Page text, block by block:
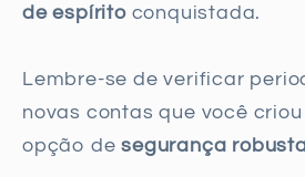
de espíritoconquistada.
Lembre-se de verificar
novas contas que você
opção desegurança